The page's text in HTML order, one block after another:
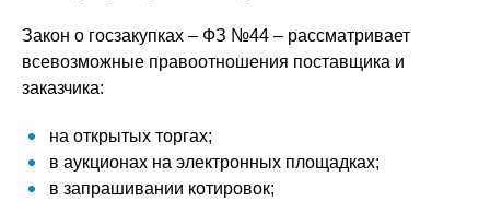
Закон о госзакупках – ФЗ №44 – рассматривает
всевозможные правоотношения поставщика и
заказчика:
на открытых торгах;
в аукционах на электронных площадках;
в запрашивании котировок;